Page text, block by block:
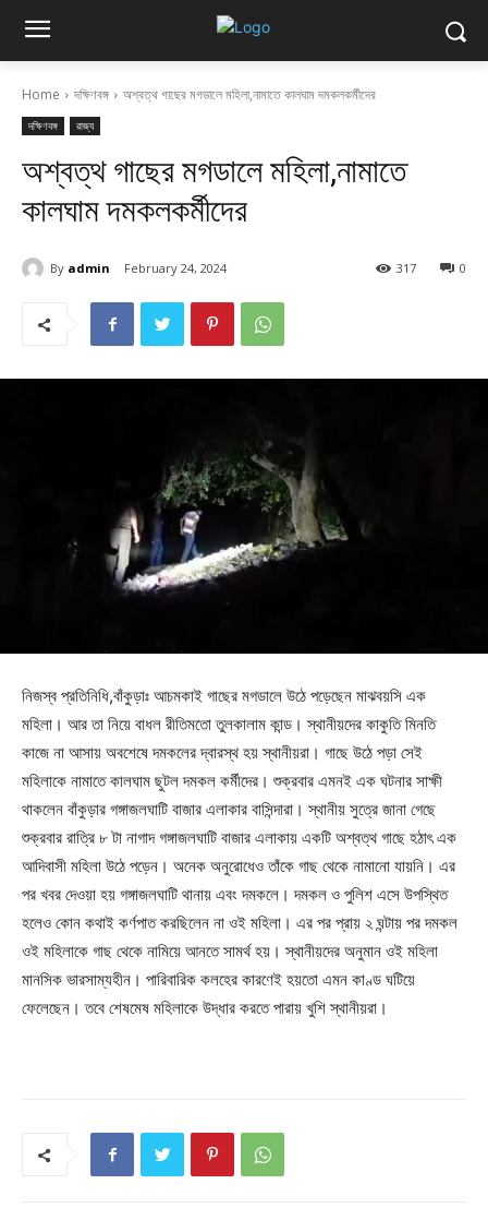
Home দক্ষিণবঙ্গ অশ্বত্থ গাছের মগডালে মহিলা,নামাতে কালঘাম দমকলকর্মীদের
দক্ষিণবঙ্গ রাজ্য
অশ্বত্থ গাছের মগডালে মহিলা,নামাতে
কালঘাম দমকলকর্মীদের
By admin February 24, 2024 0
317
নিজস্ব প্রতিনিধি,বাঁকুড়াঃ আচমকাই গাছের মগডালে উঠে পড়েছেন মাঝবয়সি এক
মহিলা। আর তা নিয়ে বাধল রীতিমতো তুলকালাম কান্ড। স্থানীয়দের কাকুতি মিনতি
কাজে না আসায় অবশেষে দমকলের দ্বারস্থ হয় স্থানীয়রা। গাছে উঠে পড়া সেই
মহিলাকে নামাতে কালঘাম ছুটল দমকল কর্মীদের। শুক্রবার এমনই এক ঘটনার সাক্ষী
থাকলেন বাঁকুড়ার গঙ্গাজলঘাটি বাজার এলাকার বাসিন্দারা। স্থানীয় সুত্রে জানা গেছে
শুক্রবার রাত্রি ৮ টা নাগাদ গঙ্গাজলঘাটি বাজার এলাকায় একটি অশ্বত্থ গাছে হঠাৎ এক
আদিবাসী মহিলা উঠে পড়েন। অনেক অনুরোধেও তাঁকে গাছ থেকে নামানো যায়নি। এর
পর খবর দেওয়া হয় গঙ্গাজলঘাটি থানায় এবং দমকলে। দমকল ও পুলিশ এসে উপস্থিত
হলেও কোন কথাই কর্ণপাত করছিলেন না ওই মহিলা। এর পর প্রায় ২ ঘন্টায় পর দমকল
ওই মহিলাকে গাছ থেকে নামিয়ে আনতে সামর্থ হয়। স্থানীয়দের অনুমান ওই মহিলা
মানসিক ভারসাম্যহীন। পারিবারিক কলহের কারণেই হয়তো এমন কাণ্ড ঘটিয়ে
ফেলেছেন। তবে শেষমেষ মহিলাকে উদ্ধার করতে পারায় খুশি স্থানীয়রা।